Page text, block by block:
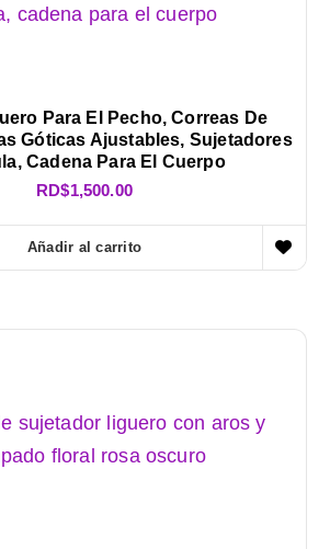
Para El Pecho, Correas De
Góticas Ajustables, Sujetadores
Cadena Para El Cuerpo
RD$1,500.00
Añadir al carrito